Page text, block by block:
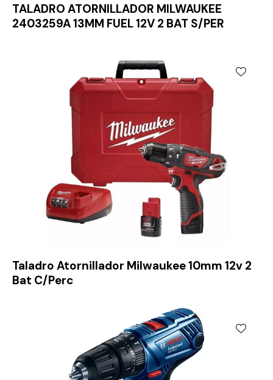
TALADRO ATORNILLADOR MILWAUKEE
2403259A 13MM FUEL 12V 2 BAT S/PER
Taladro Atornillador Milwaukee 10mm 12v 2
Bat C/Perc